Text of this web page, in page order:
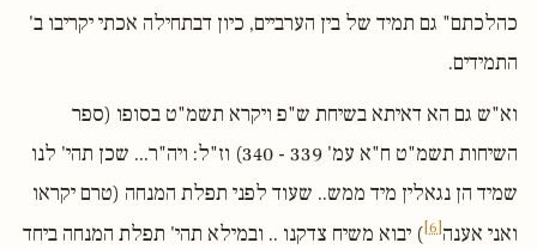
כהלכתם" גם תמיד של בין הערביים, כיון דבתחילה אכתי יקריבו ב'
התמידים.
וא"ש גם הא דאיתא בשיחת ש"פ ויקרא תשמ"ט בסופו (ספר
השיחות תשמ"ט ח"א עמ' 339 - 340) וז"ל: ויה"ר... שכן תהי' לנו
שמיד הן נגאלין מיד ממש.. שעוד לפני תפלת המנחה (טרם יקראו
ואני אענה[6]
) יבוא משיח צדקנו .. ובמילא תהי' תפלת המנחה ביחד